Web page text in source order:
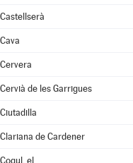
Castellserà
Cava
Cervera
Cervià de les Garrigues
Ciutadilla
Clariana de Cardener
Cogul, el